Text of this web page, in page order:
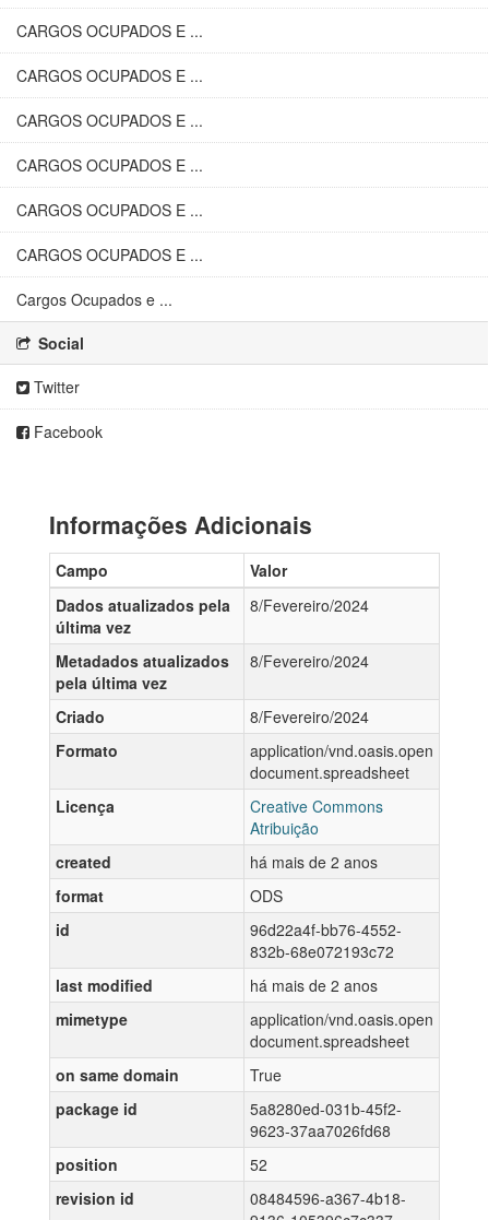
CARGOS OCUPADOS E ...
CARGOS OCUPADOS E ...
CARGOS OCUPADOS E ...
CARGOS OCUPADOS E ...
CARGOS OCUPADOS E ...
CARGOS OCUPADOS E ...
Cargos Ocupados e ...
Social
Twitter
Facebook
Informações Adicionais
Campo
Valor
Dados atualizados pela
última vez
8/Fevereiro/2024
Metadados atualizados
pela última vez
8/Fevereiro/2024
Criado
8/Fevereiro/2024
Formato
application/vnd.oasis.open
document.spreadsheet
Licença
Creative Commons
Atribuição
created
há mais de 2 anos
format
ODS
id
96d22a4f-bb76-4552-
832b-68e072193c72
last modified
há mais de 2 anos
mimetype
application/vnd.oasis.open
document.spreadsheet
on same domain
True
package id
5a8280ed-031b-45f2-
9623-37aa7026fd68
position
52
revision id
08484596-a367-4b18-